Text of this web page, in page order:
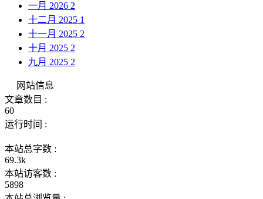
一月 2026 2
十二月 2025 1
十一月 2025 2
十月 2025 2
九月 2025 2
网站信息
文章数目 :
60
运行时间 :
本站总字数 :
69.3k
本站访客数 :
5898